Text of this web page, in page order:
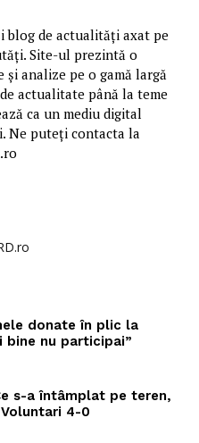
blog de actualități axat pe
Site-ul prezintă o
analize pe o gamă largă
actualitate până la teme
ca un mediu digital
Ne puteți contacta la
donate în plic la
bine nu participai”
s-a întâmplat pe teren,
4-0